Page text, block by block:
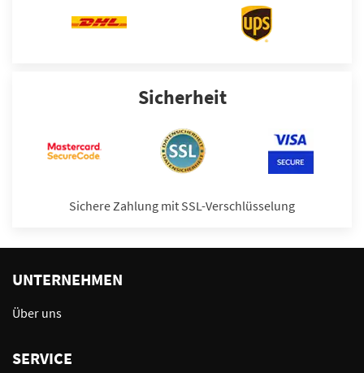
Sicherheit
Sichere Zahlung mit SSL-Verschlüsselung
UNTERNEHMEN
Über uns
SERVICE